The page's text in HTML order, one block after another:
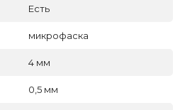
Есть
микрофаска
4 мм
0,5 мм